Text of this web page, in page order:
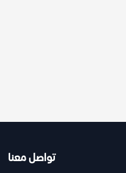
تواصل معنا